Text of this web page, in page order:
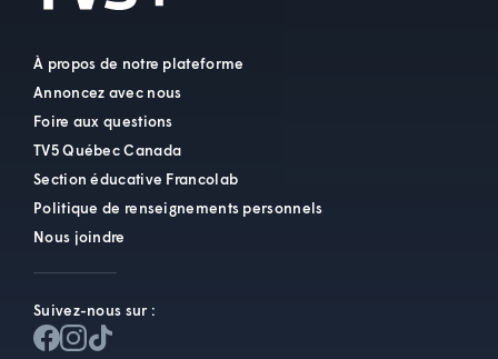
À propos de notre plateforme
Annoncez avec nous
Foire aux questions
TV5 Québec Canada
Section éducative Francolab
Politique de renseignements personnels
Nous joindre
Suivez-nous sur :